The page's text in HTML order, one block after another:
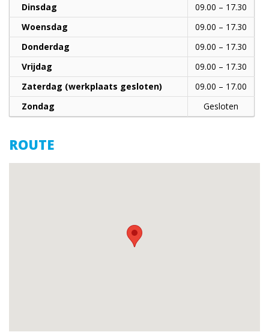
Dinsdag
09.00 – 17.30
Woensdag
09.00 – 17.30
Donderdag
09.00 – 17.30
Vrijdag
09.00 – 17.30
Zaterdag (werkplaats gesloten)
09.00 – 17.00
Zondag
Gesloten
ROUTE